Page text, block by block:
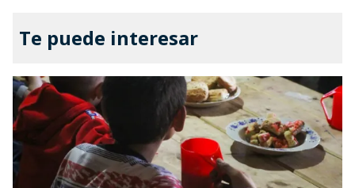
Te puede interesar